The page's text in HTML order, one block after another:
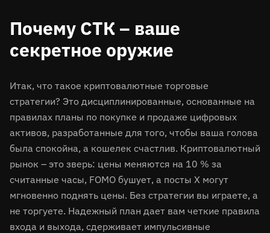
Почему СТК – ваше
секретное оружие
Итак, что такое криптовалютные торговые
стратегии? Это дисциплинированные, основанные на
правилах планы по покупке и продаже цифровых
активов, разработанные для того, чтобы ваша голова
была спокойна, а кошелек счастлив. Криптовалютный
рынок – это зверь: цены меняются на 10 % за
считанные часы, FOMO бушует, а посты X могут
мгновенно поднять цены. Без стратегии вы играете, а
не торгуете. Надежный план дает вам четкие правила
входа и выхода, сдерживает импульсивные